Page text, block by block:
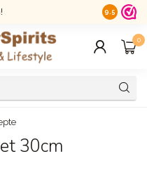
14 dagen
9.5
0
30cm